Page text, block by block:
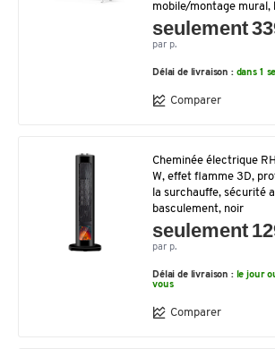
mobile/montage mural,
seulement
par p.
Délai de livraison : dans 1
Comparer
Cheminée électrique
W, effet flamme 3D,
la surchauffe, sécurité
basculement, noir
seulement
par p.
Délai de livraison : le jour
vous
Comparer